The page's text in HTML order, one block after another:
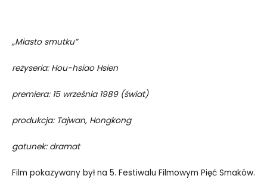
„Miasto smutku”
reżyseria: Hou-hsiao Hsien
premiera: 15 września 1989 (świat)
produkcja: Tajwan, Hongkong
gatunek: dramat
Film pokazywany był na 5. Festiwalu Filmowym Pięć Smaków.